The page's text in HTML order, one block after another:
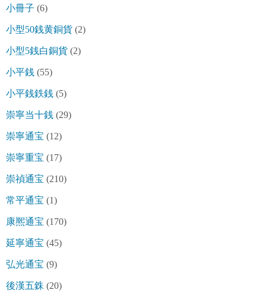
小冊子 (6)
小型50銭黄銅貨 (2)
小型5銭白銅貨 (2)
小平銭 (55)
小平銭鉄銭 (5)
崇寧当十銭 (29)
崇寧通宝 (12)
崇寧重宝 (17)
崇禎通宝 (210)
常平通宝 (1)
康熈通宝 (170)
延寧通宝 (45)
弘光通宝 (9)
後漢五銖 (20)